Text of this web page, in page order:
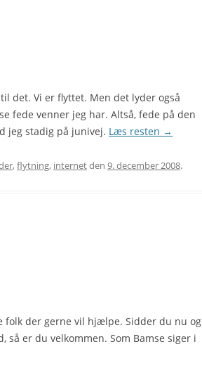
det. Vi er flyttet. Men det lyder også
fede venner jeg har. Altså, fede på den
jeg stadig på junivej. Læs resten →
,flytning, internetden 9. december 2008.
folk der gerne vil hjælpe. Sidder du nu og
er du velkommen. Som Bamse siger i